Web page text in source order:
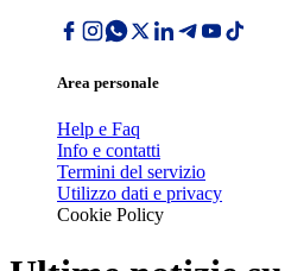
Area personale
Help e Faq
Info e contatti
Termini del servizio
Utilizzo dati e privacy
Cookie Policy